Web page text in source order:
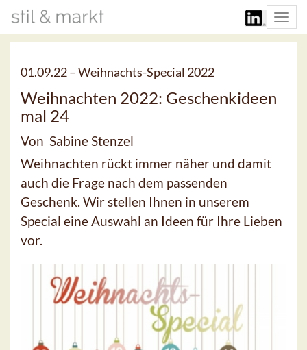
01.09.22 –Weihnachts-Special 2022
Weihnachten 2022: Geschenkideen
mal 24
Von Sabine Stenzel
Weihnachten rückt immer näher und damit
auch die Frage nach dem passenden
Geschenk. Wir stellen Ihnen in unserem
Special eine Auswahl an Ideen für Ihre Lieben
vor.